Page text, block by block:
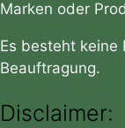
Marken oder
Es besteht keine
Beauftragung.
Disclaimer: